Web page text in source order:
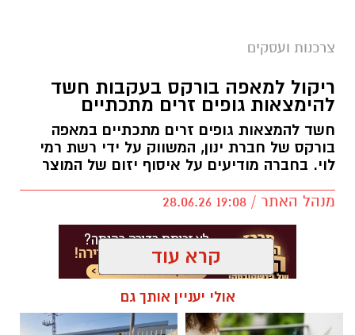
צרכנות ועסקים
ריקול למאפה בורקס בעקבות חשד
להימצאות גופים זרים מתכתיים
חשד להמצאות גופים זרים מתכתיים במאפה
בורקס של חברת ינון, המשווק על ידי רשת רמי
לוי. בחברה מודיעים על איסוף יזום של המוצר
מנהל האתר / 19:08 28.06.26
תגים:אזהרת משרד הבריאות, ריקול לבורקס של ינון
קרא עוד
אולי יעניין אותך גם